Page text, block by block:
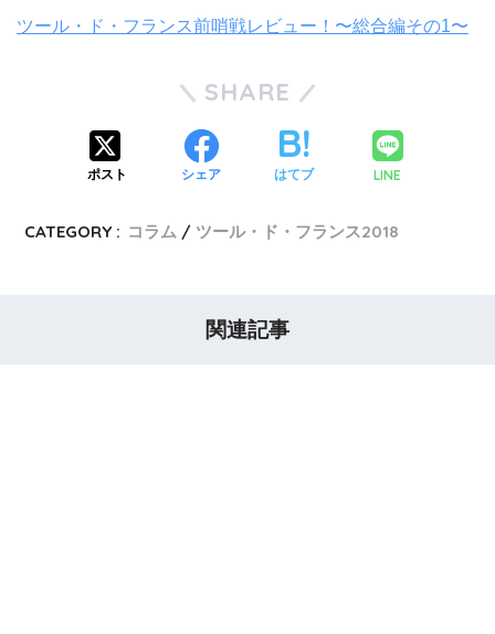
ツール・ド・フランス前哨戦レビュー！〜総合編その1〜
SHARE
ポスト シェア はてブ LINE
CATEGORY : コラム ツール・ド・フランス2018
関連記事